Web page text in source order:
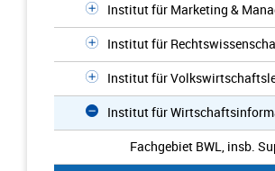
Institut für Marketing &
Institut für
Institut für
Institut für
Fachgebiet BWL, insb.